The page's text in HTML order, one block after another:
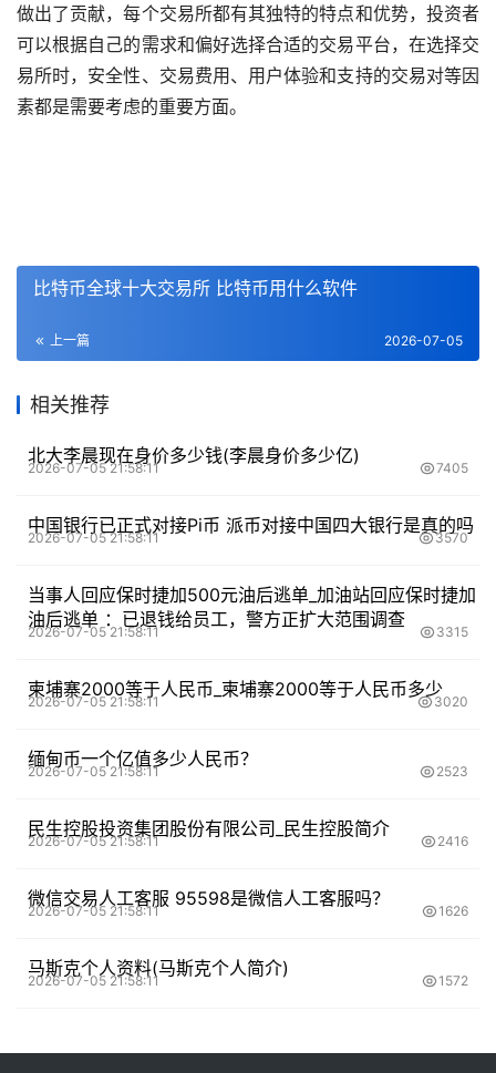
做出了贡献，每个交易所都有其独特的特点和优势，投资者
可以根据自己的需求和偏好选择合适的交易平台，在选择交
易所时，安全性、交易费用、用户体验和支持的交易对等因
素都是需要考虑的重要方面。
比特币全球十大交易所 比特币用什么软件
上一篇 2026-07-05
相关推荐
北大李晨现在身价多少钱(李晨身价多少亿)
2026-07-05 21:58:11 7405
中国银行已正式对接Pi币 派币对接中国四大银行是真的吗
2026-07-05 21:58:11 3570
当事人回应保时捷加500元油后逃单_加油站回应保时捷加
油后逃单 ：已退钱给员工，警方正扩大范围调查
2026-07-05 21:58:11 3315
柬埔寨2000等于人民币_柬埔寨2000等于人民币多少
2026-07-05 21:58:11 3020
缅甸币一个亿值多少人民币？
2026-07-05 21:58:11 2523
民生控股投资集团股份有限公司_民生控股简介
2026-07-05 21:58:11 2416
微信交易人工客服 95598是微信人工客服吗？
2026-07-05 21:58:11 1626
马斯克个人资料(马斯克个人简介)
2026-07-05 21:58:11 1572